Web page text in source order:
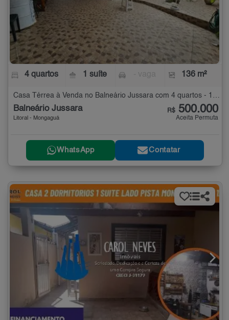
4 quartos 1 suíte 136 m²
Casa Térrea à Venda no Balneário Jussara com 4 quartos - 136 m²
Balneário Jussara
Litoral - Mongaguá
R$ 500.000
Aceita Permuta
WhatsApp Contatar